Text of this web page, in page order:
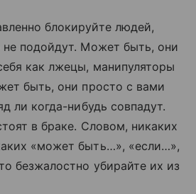
блокируйте людей,
подойдут. Может быть, они
как лжецы, манипуляторы
быть, они просто с вами
ли когда-нибудь совпадут.
в браке. Словом, никаких
«может быть…», «если…»,
безжалостно убирайте их из